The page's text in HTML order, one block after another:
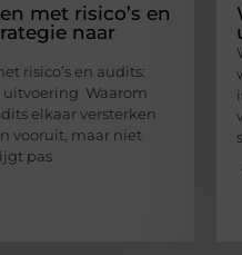
met risico’s en
naar
risico’s en audits:
uitvoering Waarom
elkaar versterken
vooruit, maar niet
pas